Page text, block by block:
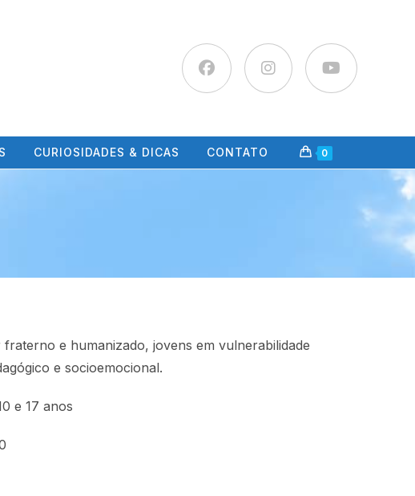
CURIOSIDADES & DICAS CONTATO 0
e humanizado, jovens em vulnerabilidade
e socioemocional.
e 17 anos